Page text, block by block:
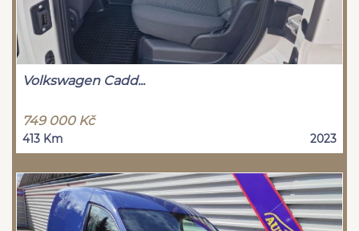
Volkswagen Cadd...
749 000 Kč
413 Km 2023